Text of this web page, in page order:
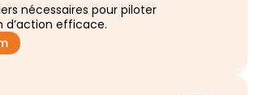
nécessaires pour piloter
d’action efficace.